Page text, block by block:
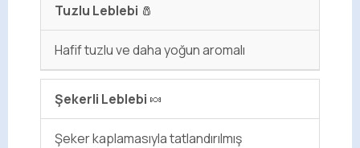
Tuzlu Leblebi 🧂
Hafif tuzlu ve daha yoğun aromalı
Şekerli Leblebi 🍬
Şeker kaplamasıyla tatlandırılmış